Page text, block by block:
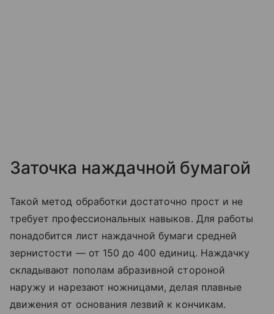
Заточка наждачной бумагой
Такой метод обработки достаточно прост и не
требует профессиональных навыков. Для работы
понадобится лист наждачной бумаги средней
зернистости — от 150 до 400 единиц. Наждачку
складывают пополам абразивной стороной
наружу и нарезают ножницами, делая плавные
движения от основания лезвий к кончикам.